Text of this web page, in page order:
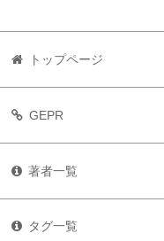
トップページ
GEPR
著者一覧
タグ一覧